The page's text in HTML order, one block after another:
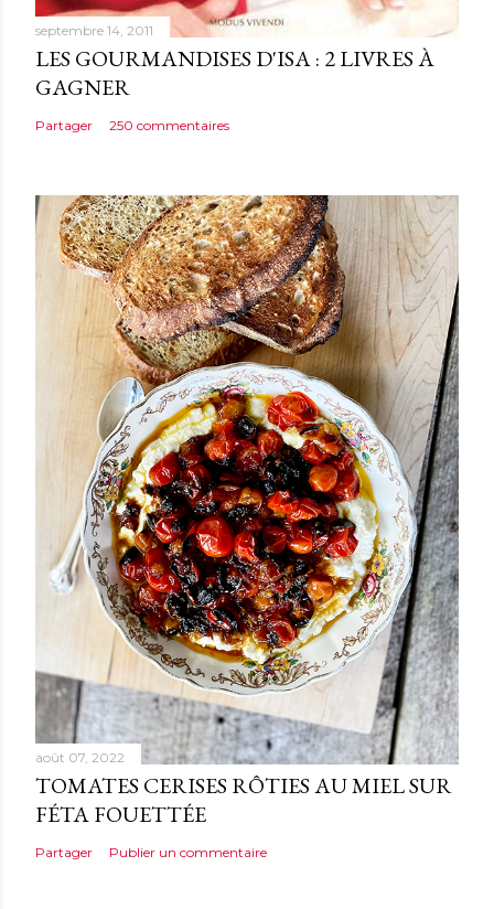
septembre 14, 2011
LES GOURMANDISES D'ISA : 2 LIVRES À
GAGNER
Partager 250 commentaires
août 07, 2022
TOMATES CERISES RÔTIES AU MIEL SUR
FÉTA FOUETTÉE
Partager Publier un commentaire